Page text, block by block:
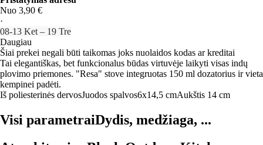
Nuo 3,90 €
·
08‑13 Ket – 19 Tre
Daugiau
Šiai prekei negali būti taikomas joks nuolaidos kodas ar kreditai
Tai elegantiškas, bet funkcionalus būdas virtuvėje laikyti visas indų
plovimo priemones. "Resa" stove integruotas 150 ml dozatorius ir vieta
kempinei padėti.
Iš poliesterinės dervosJuodos spalvos6x14,5 cmAukštis 14 cm
Visi parametraiDydis, medžiaga, ...